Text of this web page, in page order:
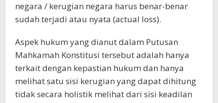
negara / kerugian negara harus benar-benar
sudah terjadi atau nyata (actual loss).
Aspek hukum yang dianut dalam Putusan
Mahkamah Konstitusi tersebut adalah hanya
terkait dengan kepastian hukum dan hanya
melihat satu sisi kerugian yang dapat dihitung
tidak secara holistik melihat dari sisi keadilan